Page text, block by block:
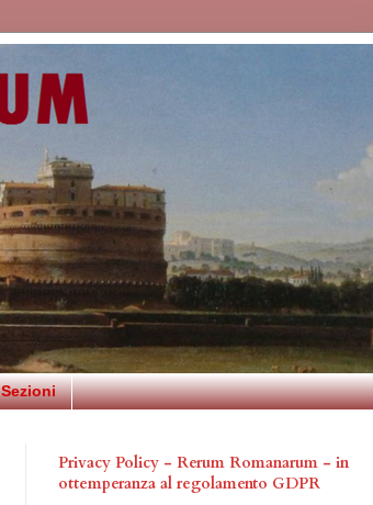
Sezioni
Privacy Policy - Rerum Romanarum - in
ottemperanza al regolamento GDPR